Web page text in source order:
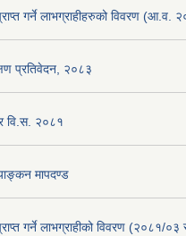
गर्ने लाभग्राहीहरुको विवरण (आ.व.
प्रतिवेदन, २०८३
वि.स. २०८१
मापदण्ड
गर्ने लाभग्राहीको विवरण (२०८१/०३